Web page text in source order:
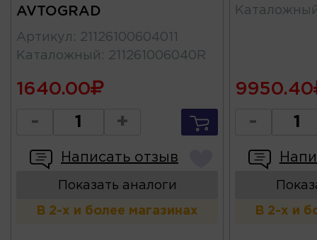
AVTOGRAD
Артикул : 21126100604011
Каталожный : 211261006040R
1640.00
- +
Написать отзыв
Показать аналоги
В 2-х и более магазинах
9950.40
-
В 2-х и